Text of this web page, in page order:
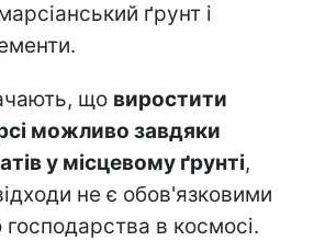
ґрунт і
що виростити
можливо завдяки
у місцевому ґрунті,
не є обов'язковими
господарства в космосі.